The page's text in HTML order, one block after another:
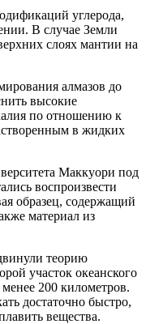
углерода,
В случае Земли
слоях мантии на
алмазов до
высокие
по отношению к
в жидких
Маккуори под
воспроизвести
образец, содержащий
материал из
теорию
участок океанского
200 километров.
достаточно быстро,
вещества.